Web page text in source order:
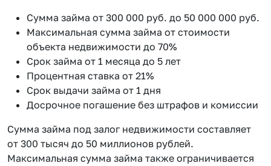
Сумма займа от 300 000 руб. до 50 000 000 руб.
Максимальная сумма займа от стоимости
объекта недвижимости до 70%
Срок займа от 1 месяца до 5 лет
Процентная ставка от 21%
Срок выдачи займа от 1 дня
Досрочное погашение без штрафов и комиссии
Сумма займа под залог недвижимости составляет
от 300 тысяч до 50 миллионов рублей.
Максимальная сумма займа также ограничивается